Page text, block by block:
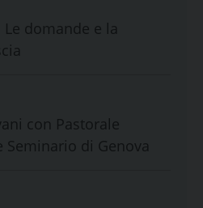
Le domande e la
con Pastorale
Seminario di Genova